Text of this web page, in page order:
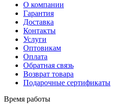
О компании
Гарантия
Доставка
Контакты
Услуги
Оптовикам
Оплата
Обратная связь
Возврат товара
Подарочные сертификаты
Время работы